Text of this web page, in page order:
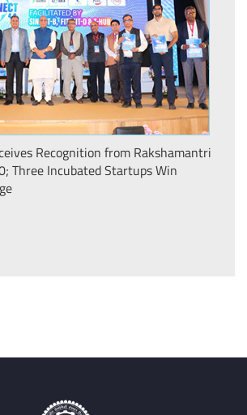
Recognition from Rakshamantri
Three Incubated Startups Win